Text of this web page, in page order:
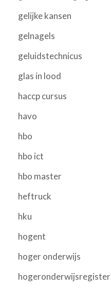
gelijke kansen
gelnagels
geluidstechnicus
glas in lood
haccp cursus
havo
hbo
hbo ict
hbo master
heftruck
hku
hogent
hoger onderwijs
hogeronderwijsregister